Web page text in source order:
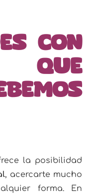
con
que
la posibilidad
, acercarte mucho
forma. En